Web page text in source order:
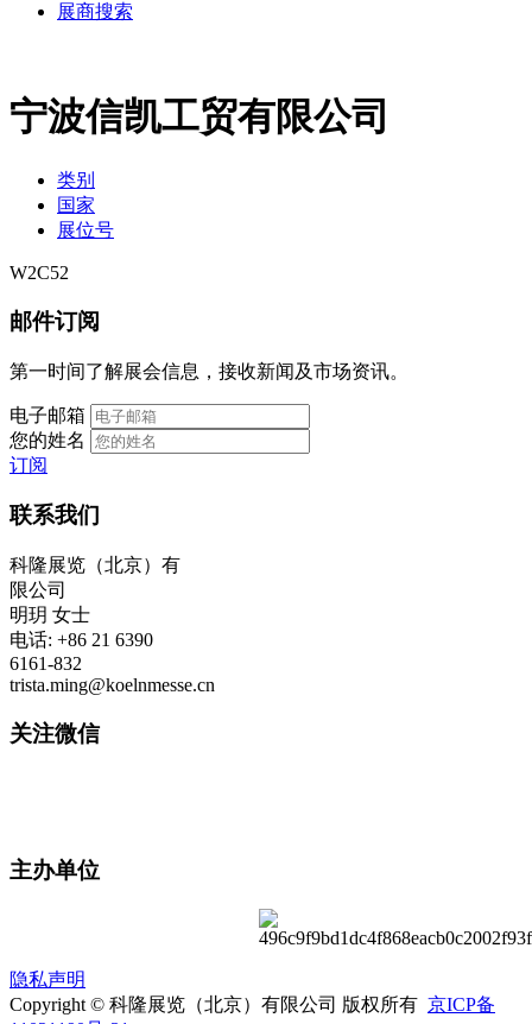
展商搜索
宁波信凯工贸有限公司
类别
国家
展位号
W2C52
邮件订阅
第一时间了解展会信息，接收新闻及市场资讯。
电子邮箱
您的姓名
订阅
联系我们
科隆展览（北京）有
限公司
明玥 女士
电话: +86 21 6390
6161-832
trista.ming@koelnmesse.cn
关注微信
主办单位
隐私声明
Copyright © 科隆展览（北京）有限公司 版权所有 京ICP备